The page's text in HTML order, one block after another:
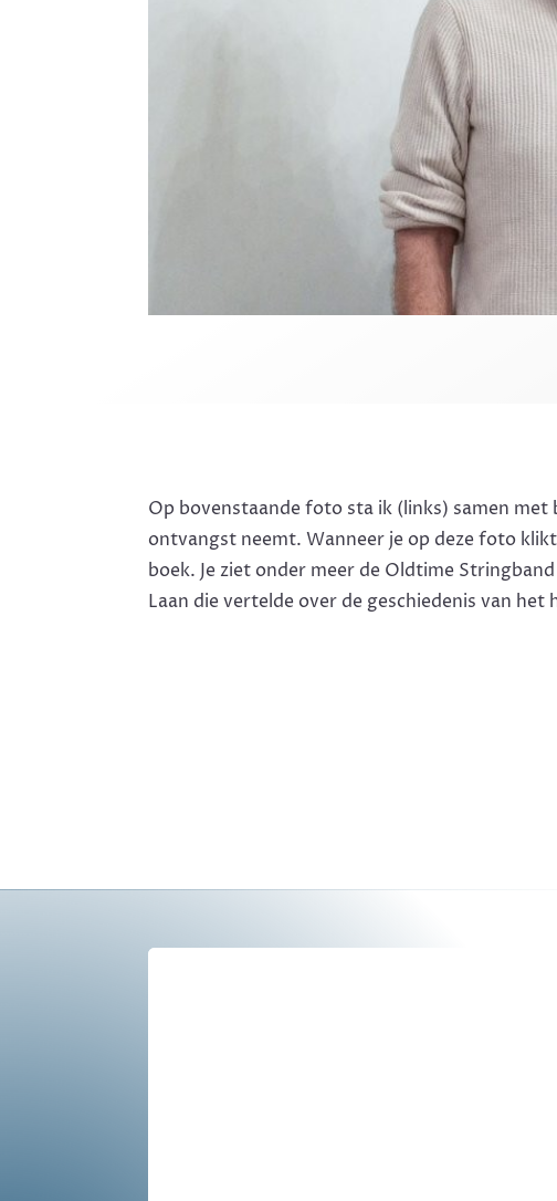
Op bovenstaande foto sta ik (links) samen
ontvangst neemt. Wanneer je op deze foto
boek. Je ziet onder meer de Oldtime
Laan die vertelde over de geschiedenis van